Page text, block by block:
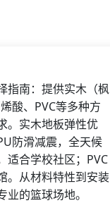
指南：提供实木（枫
酸、PVC等多种方
。实木地板弹性优
防滑减震，全天候
适合学校社区；PVC
。从材料特性到安装
的篮球场地。